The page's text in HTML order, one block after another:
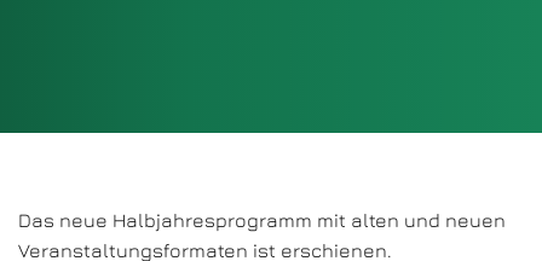
Das neue Halbjahresprogramm mit alten und neuen
Veranstaltungsformaten ist erschienen.